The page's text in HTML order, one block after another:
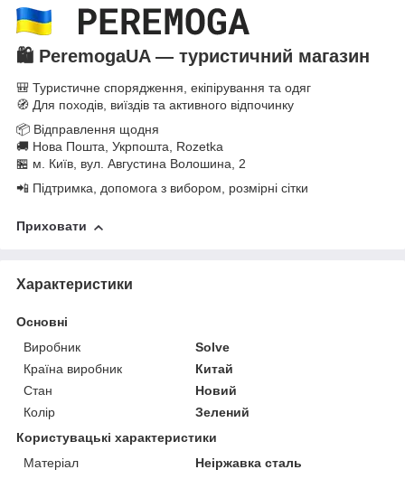
🛍️ PeremogaUA — туристичний магазин
🎒 Туристичне спорядження, екіпірування та одяг
🧭 Для походів, виїздів та активного відпочинку
📦 Відправлення щодня
🚚 Нова Пошта, Укрпошта, Rozetka
🏪 м. Київ, вул. Августина Волошина, 2
📲 Підтримка, допомога з вибором, розмірні сітки
Приховати
Характеристики
Основні
Виробник
Solve
Країна виробник
Китай
Стан
Новий
Колір
Зелений
Користувацькі характеристики
Матеріал
Неіржавка сталь